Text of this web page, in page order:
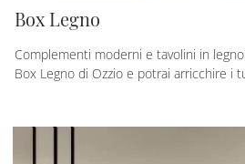
Box Legno
Complementi moderni e tavolini in
Box Legno di Ozzio e potrai arricchire i